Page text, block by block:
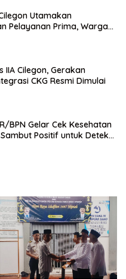
Utamakan
Pelayanan Prima, Warga
IIA Cilegon, Gerakan
CKG Resmi Dimulai
BPN Gelar Cek Kesehatan
Positif untuk Deteksi